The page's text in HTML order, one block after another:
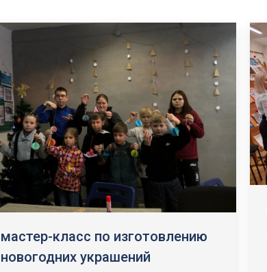
мастер-класс по изготовлению
новогодних украшений